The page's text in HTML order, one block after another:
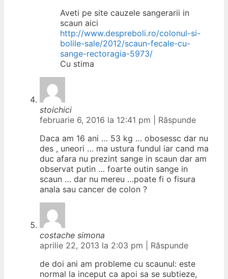
Aveti pe site cauzele sangerarii in
scaun aici
http://www.despreboli.ro/colonul-si-
bolile-sale/2012/scaun-fecale-cu-
sange-rectoragia-5973/
Cu stima
stoichici
februarie 6, 2016 la 12:41 pm
Răspunde
Daca am 16 ani … 53 kg … obosessc dar nu
des , uneori … ma ustura fundul iar cand ma
duc afara nu prezint sange in scaun dar am
observat putin … foarte outin sange in
scaun … dar nu mereu …poate fi o fisura
anala sau cancer de colon ?
costache simona
aprilie 22, 2013 la 2:03 pm
Răspunde
de doi ani am probleme cu scaunul: este
normal la inceput ca apoi sa se subtieze,